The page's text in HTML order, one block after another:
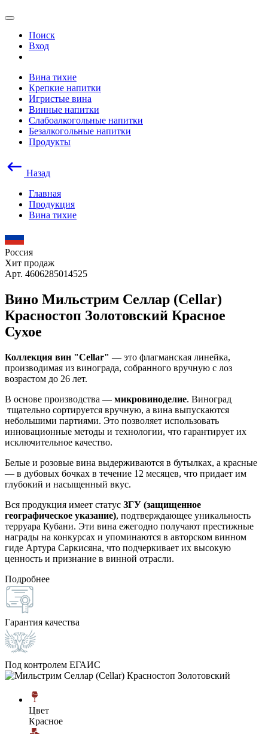
Поиск
Вход
Вина тихие
Крепкие напитки
Игристые вина
Винные напитки
Слабоалкогольные напитки
Безалкогольные напитки
Продукты
Назад
Главная
Продукция
Вина тихие
Россия
Хит продаж
Арт. 4606285014525
Вино Мильстрим Селлар (Cellar)
Красностоп Золотовский Красное
Сухое
Коллекция вин "Cellar" — это флагманская линейка,
производимая из винограда, собранного вручную с лоз
возрастом до 26 лет.
В основе производства — микровиноделие. Виноград
тщательно сортируется вручную, а вина выпускаются
небольшими партиями. Это позволяет использовать
инновационные методы и технологии, что гарантирует их
исключительное качество.
Белые и розовые вина выдерживаются в бутылках, а красные
— в дубовых бочках в течение 12 месяцев, что придает им
глубокий и насыщенный вкус.
Вся продукция имеет статус ЗГУ (защищенное
географическое указание), подтверждающее уникальность
терруара Кубани. Эти вина ежегодно получают престижные
награды на конкурсах и упоминаются в авторском винном
гиде Артура Саркисяна, что подчеркивает их высокую
ценность и признание в винной отрасли.
Подробнее
Гарантия качества
Под контролем ЕГАИС
Цвет
Красное